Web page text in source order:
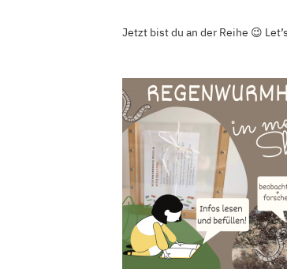
Jetzt bist du an der Reihe 😉